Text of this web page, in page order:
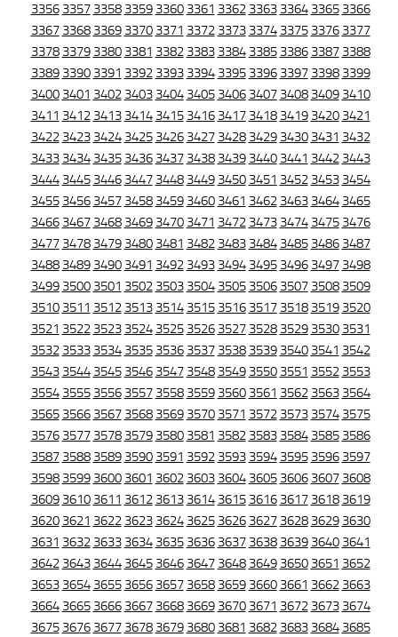
3356 3357 3358 3359 3360 3361 3362 3363 3364 3365 3366
3367 3368 3369 3370 3371 3372 3373 3374 3375 3376 3377
3378 3379 3380 3381 3382 3383 3384 3385 3386 3387 3388
3389 3390 3391 3392 3393 3394 3395 3396 3397 3398 3399
3400 3401 3402 3403 3404 3405 3406 3407 3408 3409 3410
3411 3412 3413 3414 3415 3416 3417 3418 3419 3420 3421
3422 3423 3424 3425 3426 3427 3428 3429 3430 3431 3432
3433 3434 3435 3436 3437 3438 3439 3440 3441 3442 3443
3444 3445 3446 3447 3448 3449 3450 3451 3452 3453 3454
3455 3456 3457 3458 3459 3460 3461 3462 3463 3464 3465
3466 3467 3468 3469 3470 3471 3472 3473 3474 3475 3476
3477 3478 3479 3480 3481 3482 3483 3484 3485 3486 3487
3488 3489 3490 3491 3492 3493 3494 3495 3496 3497 3498
3499 3500 3501 3502 3503 3504 3505 3506 3507 3508 3509
3510 3511 3512 3513 3514 3515 3516 3517 3518 3519 3520
3521 3522 3523 3524 3525 3526 3527 3528 3529 3530 3531
3532 3533 3534 3535 3536 3537 3538 3539 3540 3541 3542
3543 3544 3545 3546 3547 3548 3549 3550 3551 3552 3553
3554 3555 3556 3557 3558 3559 3560 3561 3562 3563 3564
3565 3566 3567 3568 3569 3570 3571 3572 3573 3574 3575
3576 3577 3578 3579 3580 3581 3582 3583 3584 3585 3586
3587 3588 3589 3590 3591 3592 3593 3594 3595 3596 3597
3598 3599 3600 3601 3602 3603 3604 3605 3606 3607 3608
3609 3610 3611 3612 3613 3614 3615 3616 3617 3618 3619
3620 3621 3622 3623 3624 3625 3626 3627 3628 3629 3630
3631 3632 3633 3634 3635 3636 3637 3638 3639 3640 3641
3642 3643 3644 3645 3646 3647 3648 3649 3650 3651 3652
3653 3654 3655 3656 3657 3658 3659 3660 3661 3662 3663
3664 3665 3666 3667 3668 3669 3670 3671 3672 3673 3674
3675 3676 3677 3678 3679 3680 3681 3682 3683 3684 3685